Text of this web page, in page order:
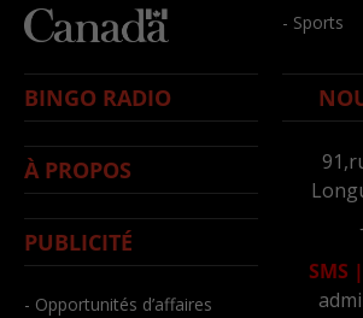
- Sports
BINGO RADIO
À PROPOS
PUBLICITÉ
- Opportunités d’affaires
SMS |